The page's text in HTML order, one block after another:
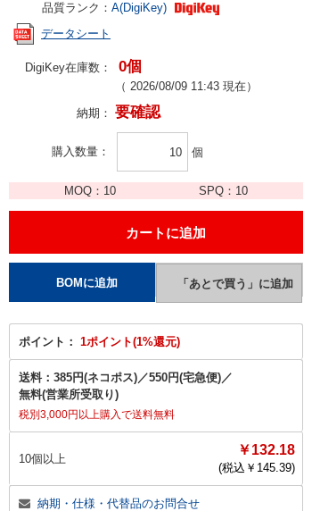
品質ランク： A(DigiKey)
データシート
DigiKey在庫数： 0個
（ 2026/08/09 11:43 現在）
納期： 要確認
購入数量 個
MOQ： 10 SPQ： 10
ポイント： 1ポイント(1%還元)
送料： 385円(ネコポス)／550円(宅急便)／
無料(営業所受取り)
税別3,000円以上購入で送料無料
10個以上
￥132.18
(税込￥ 145.39)
納期・仕様・代替品のお問合せ